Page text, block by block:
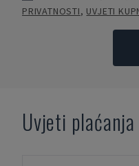
PRIVATNOSTI, UVJETI
Uvjeti plaćanja